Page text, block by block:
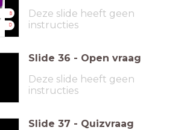
B
D
Deze slide heeft geen
instructies
Slide 36 - Open vraag
Deze slide heeft geen
instructies
Slide 37 - Quizvraag